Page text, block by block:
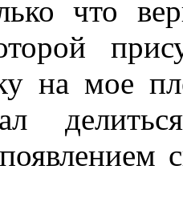
что
на мое